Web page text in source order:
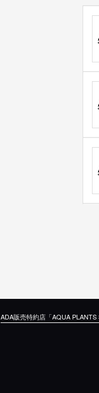
ADA販売特約店「AQUA